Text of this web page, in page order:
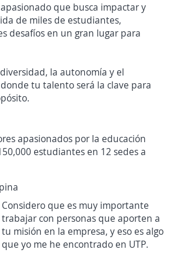
que busca impactar y
de miles de estudiantes,
desafíos en un gran lugar para
la autonomía y el
tu talento será la clave para
apasionados por la educación
estudiantes en 12 sedes a
Considero que es muy importante
trabajar con personas que aporten a
tu misión en la empresa, y eso es algo
que yo me he encontrado en UTP.